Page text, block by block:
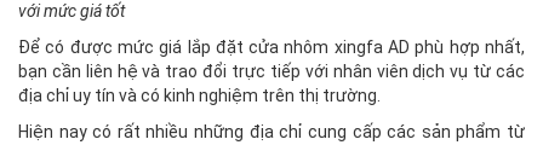
với mức giá tốt
Để có được mức giá lắp đặt cửa nhôm xingfa AD phù hợp nhất,
bạn cần liên hệ và trao đổi trực tiếp với nhân viên dịch vụ từ các
địa chỉ uy tín và có kinh nghiệm trên thị trường.
Hiện nay có rất nhiều những địa chỉ cung cấp các sản phẩm từ